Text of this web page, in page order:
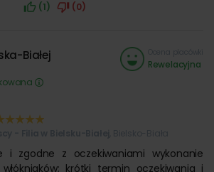
(1)
(0)
Białej
Rewelacyjna
i zgodne z oczekiwaniami wykonanie
krótki termin oczekiwania i